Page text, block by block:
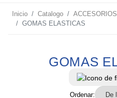
Inicio Catalogo
GOMAS ELASTICAS
GOMAS
Ordenar: